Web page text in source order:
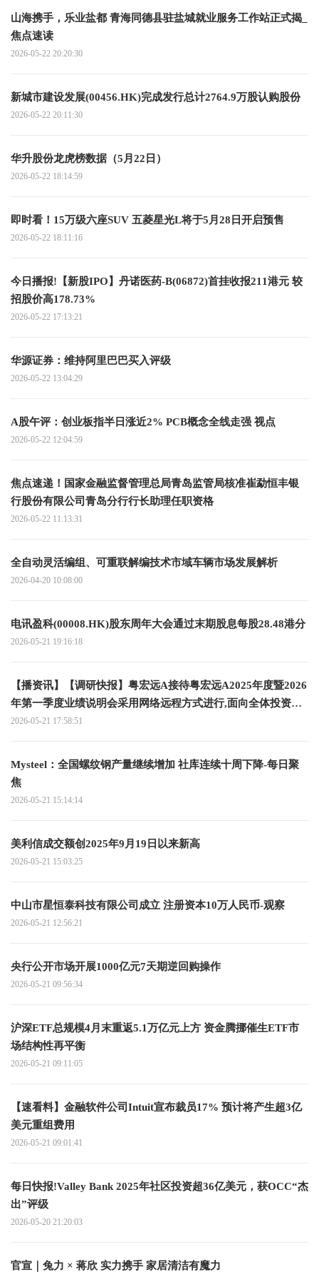
山海携手，乐业盐都 青海同德县驻盐城就业服务工作站正式揭_
焦点速读
2026-05-22 20:20:30
新城市建设发展(00456.HK)完成发行总计2764.9万股认购股份
2026-05-22 20:11:30
华升股份龙虎榜数据（5月22日）
2026-05-22 18:14:59
即时看！15万级六座SUV 五菱星光L将于5月28日开启预售
2026-05-22 18:11:16
今日播报!【新股IPO】丹诺医药-B(06872)首挂收报211港元 较
招股价高178.73%
2026-05-22 17:13:21
华源证券：维持阿里巴巴买入评级
2026-05-22 13:04:29
A股午评：创业板指半日涨近2% PCB概念全线走强 视点
2026-05-22 12:04:59
焦点速递！国家金融监督管理总局青岛监管局核准崔勐恒丰银
行股份有限公司青岛分行行长助理任职资格
2026-05-22 11:13:31
全自动灵活编组、可重联解编技术市域车辆市场发展解析
2026-04-20 10:08:00
电讯盈科(00008.HK)股东周年大会通过末期股息每股28.48港分
2026-05-21 19:16:18
【播资讯】【调研快报】粤宏远A接待粤宏远A2025年度暨2026
年第一季度业绩说明会采用网络远程方式进行,面向全体投资者
调研
2026-05-21 17:58:51
Mysteel：全国螺纹钢产量继续增加 社库连续十周下降-每日聚
焦
2026-05-21 15:14:14
美利信成交额创2025年9月19日以来新高
2026-05-21 15:03:25
中山市星恒泰科技有限公司成立 注册资本10万人民币-观察
2026-05-21 12:56:21
央行公开市场开展1000亿元7天期逆回购操作
2026-05-21 09:56:34
沪深ETF总规模4月末重返5.1万亿元上方 资金腾挪催生ETF市
场结构性再平衡
2026-05-21 09:11:05
【速看料】金融软件公司Intuit宣布裁员17% 预计将产生超3亿
美元重组费用
2026-05-21 09:01:41
每日快报!Valley Bank 2025年社区投资超36亿美元，获OCC“杰
出”评级
2026-05-20 21:20:03
官宣｜兔力 × 蒋欣 实力携手 家居清洁有魔力